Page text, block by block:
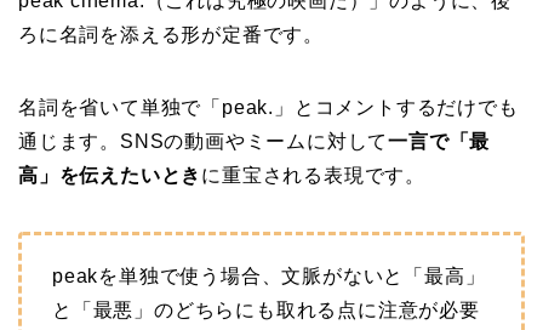
ろに名詞を添える形が定番です。
名詞を省いて単独で「peak.」とコメントするだけでも
通じます。SNSの動画やミームに対して一言で「最
高」を伝えたいとき に重宝される表現です。
peakを単独で使う場合、文脈がないと「最高」
と「最悪」のどちらにも取れる点に注意が必要